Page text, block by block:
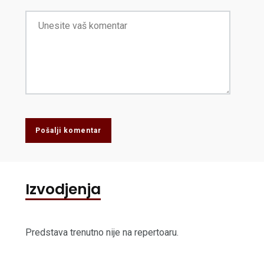
Pošalji komentar
Izvodjenja
Predstava trenutno nije na repertoaru.